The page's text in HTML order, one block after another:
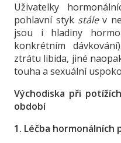
Uživatelky
pohlavní styk stálev
jsou i hladiny
konkrétním
ztrátu libida, jiné
touha a sexuální
Východiska při
období
1. Léčba hormonálních